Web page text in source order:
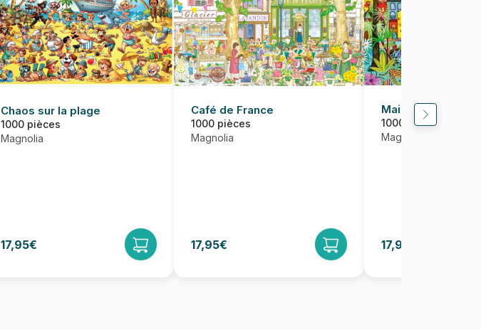
Chaos sur la plage
1000 pièces
Magnolia
17,95€
Café de France
1000 pièces
Magnolia
17,95€
Maisons dans la
1000 pièces
Magnolia
17,95€